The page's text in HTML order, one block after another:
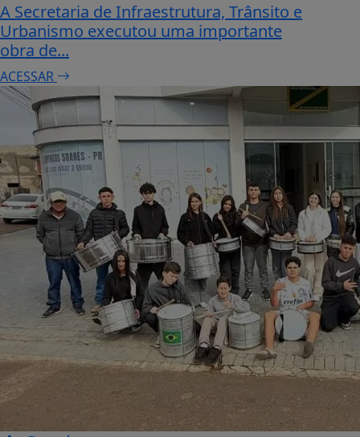
A Secretaria de Infraestrutura, Trânsito e
Urbanismo executou uma importante
obra de...
ACESSAR